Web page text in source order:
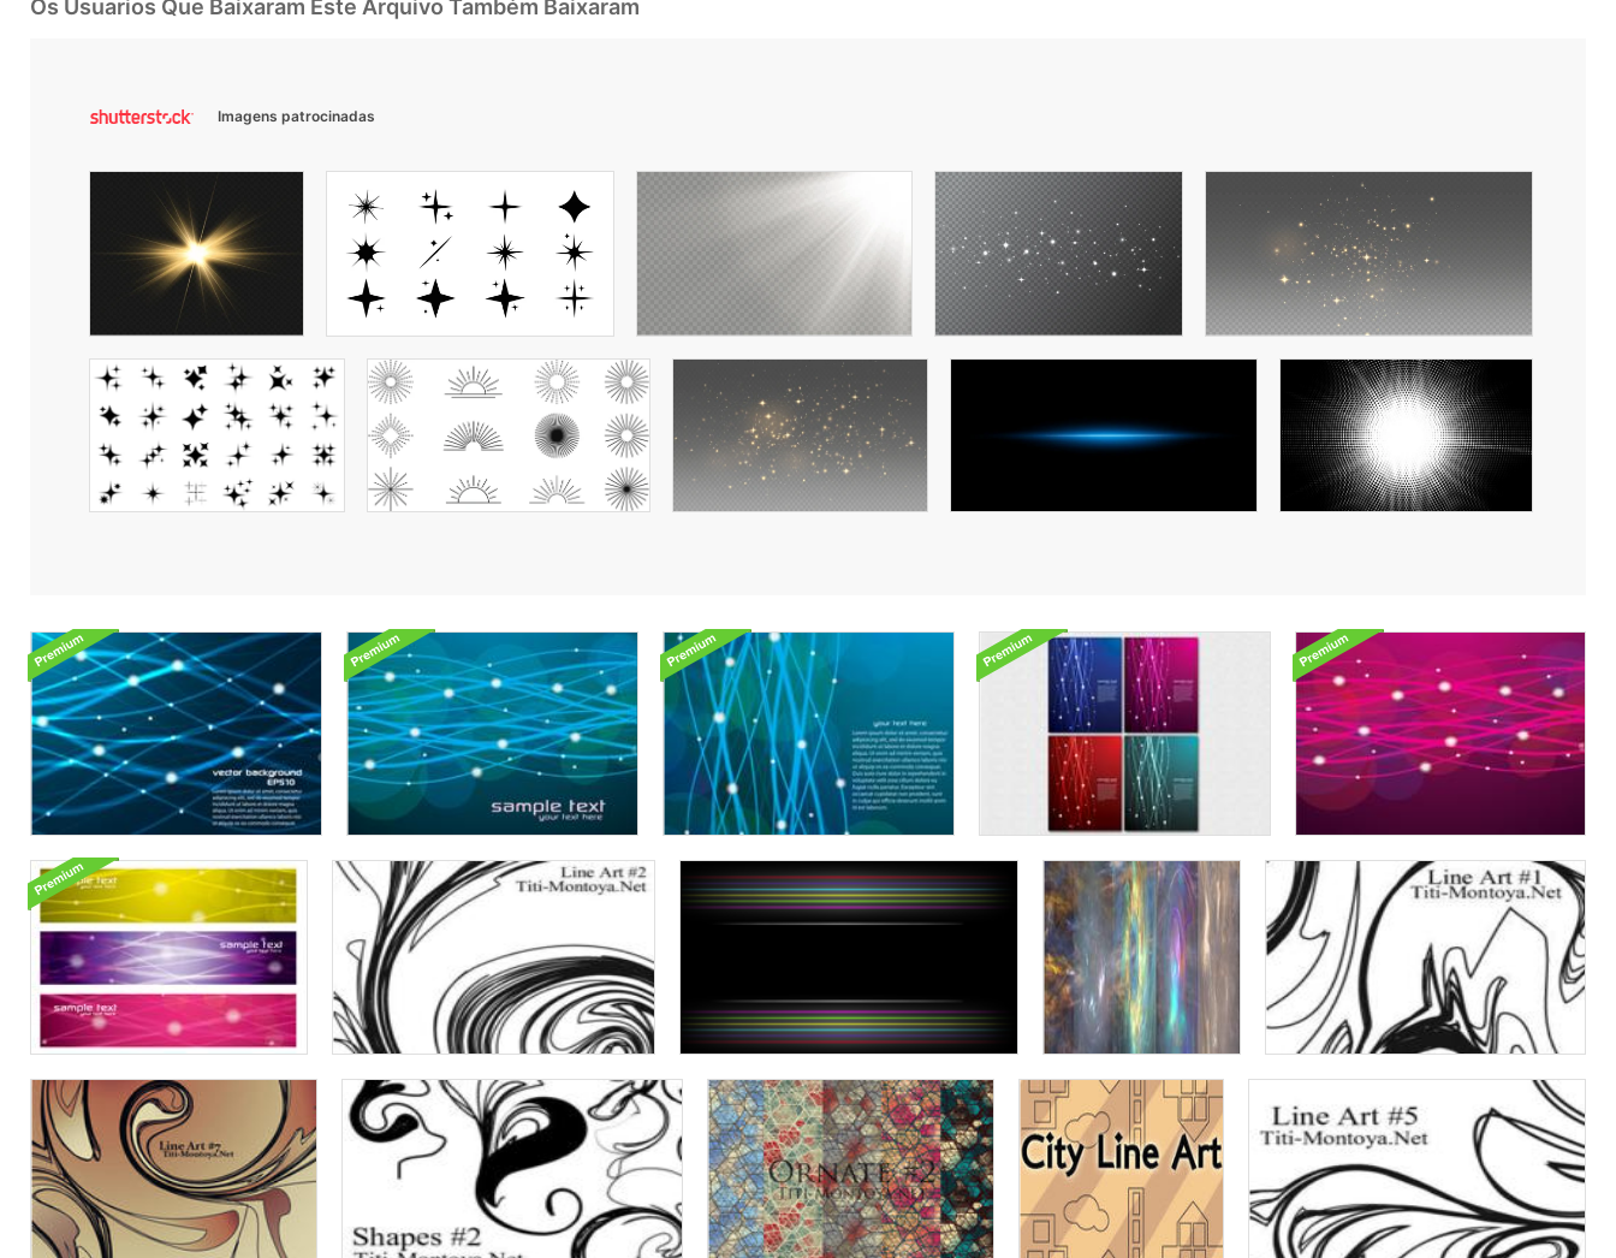
Os Usuarios Que Baixaram Este Arquivo Também Baixaram
Imagens patrocinadas